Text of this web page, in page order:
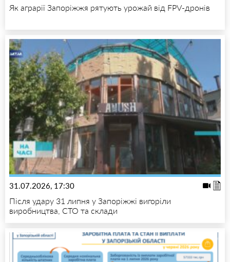
Як аграрії Запоріжжя рятують урожай від FPV-дронів
31.07.2026, 17:30
Після удару 31 липня у Запоріжжі вигоріли
виробництва, СТО та склади